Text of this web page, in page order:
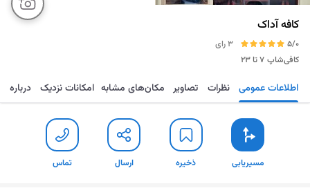
کافه آداک
5/0
3 رای
کافی‌شاپ ۷ تا ۲۳
مسیریابی ذخیره ارسال تماس اطلاعات عمومی نظرات تصاویر مکان‌های مشابه امکانات نزدیک درباره
مسیریابی ذخیره ارسال تماس